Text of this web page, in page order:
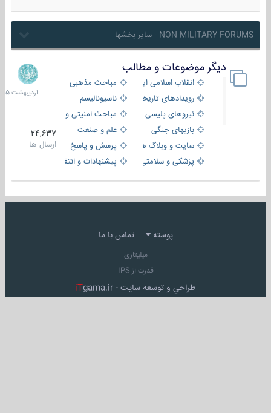
NON-MILITARY FORUMS - سایر بخشها
دیگر موضوعات و مطالب
انقلاب اسلامی ایران
مباحث مذهبی
رویدادهای تاریخی و مذهبیناسیونالیسم
نیروهای پلیسی
مباحث امنیتی و اطلاعاتی
بازیهای جنگی
علم و صنعت
سایت و وبلاگ ها
پرسش و پاسخ
پزشکی و سلامتی
پیشنهادات و انتقادات
24,637
ارسال ها
8
1405
پوسته تماس با ما
میلیتاری
قدرت از IPS
طراحي و توسعه سايت - iTgama.ir